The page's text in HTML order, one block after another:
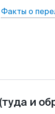
Факты о
(туда и